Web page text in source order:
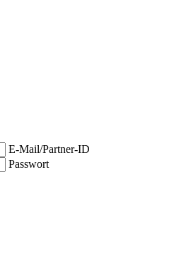
E-Mail/Partner-ID
Passwort